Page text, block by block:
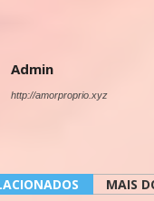
Admin
http://amorproprio.xyz
MAIS